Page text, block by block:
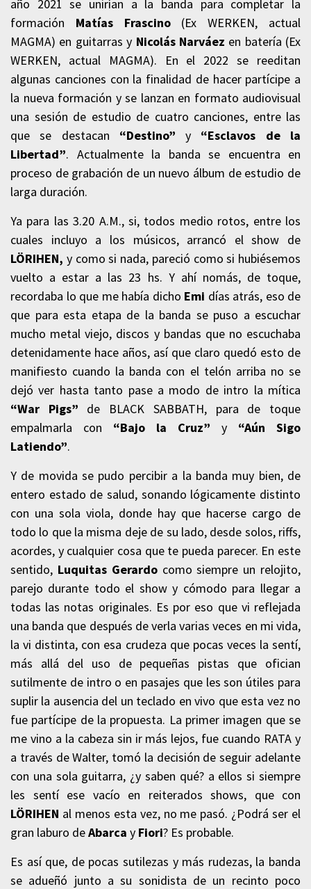
año 2021 se unirían a la banda para completar la
formación Matías Frascino(Ex WERKEN, actual
MAGMA) en guitarras y Nicolás Narváez en batería (Ex
WERKEN, actual MAGMA). En el 2022 se reeditan
algunas canciones con la finalidad de hacer partícipe a
la nueva formación y se lanzan en formato audiovisual
una sesión de estudio de cuatro canciones, entre las
que se destacan “Destino” y “Esclavos de la
Libertad”. Actualmente la banda se encuentra en
proceso de grabación de un nuevo álbum de estudio de
larga duración.
Ya para las 3.20 A.M., si, todos medio rotos, entre los
cuales incluyo a los músicos, arrancó el show de
LÖRIHEN, y como si nada, pareció como si hubiésemos
vuelto a estar a las 23 hs. Y ahí nomás, de toque,
recordaba lo que me había dicho Emi días atrás, eso de
que para esta etapa de la banda se puso a escuchar
mucho metal viejo, discos y bandas que no escuchaba
detenidamente hace años, así que claro quedó esto de
manifiesto cuando la banda con el telón arriba no se
dejó ver hasta tanto pase a modo de intro la mítica
“War Pigs” de BLACK SABBATH, para de toque
empalmarla con “Bajo la Cruz” y “Aún Sigo
Latiendo”.
Y de movida se pudo percibir a la banda muy bien, de
entero estado de salud, sonando lógicamente distinto
con una sola viola, donde hay que hacerse cargo de
todo lo que la misma deje de su lado, desde solos, riffs,
acordes, y cualquier cosa que te pueda parecer. En este
sentido, Luquitas Gerardocomo siempre un relojito,
parejo durante todo el show y cómodo para llegar a
todas las notas originales. Es por eso que vi reflejada
una banda que después de verla varias veces en mi vida,
la vi distinta, con esa crudeza que pocas veces la sentí,
más allá del uso de pequeñas pistas que ofician
sutilmente de intro o en pasajes que les son útiles para
suplir la ausencia del un teclado en vivo que esta vez no
fue partícipe de la propuesta. La primer imagen que se
me vino a la cabeza sin ir más lejos, fue cuando RATA y
a través de Walter, tomó la decisión de seguir adelante
con una sola guitarra, ¿y saben qué? a ellos si siempre
les sentí ese vacío en reiterados shows, que con
LÖRIHEN al menos esta vez, no me pasó. ¿Podrá ser el
gran laburo deAbarca y Fiori? Es probable.
Es así que, de pocas sutilezas y más rudezas, la banda
se adueñó junto a su sonidista de un recinto poco